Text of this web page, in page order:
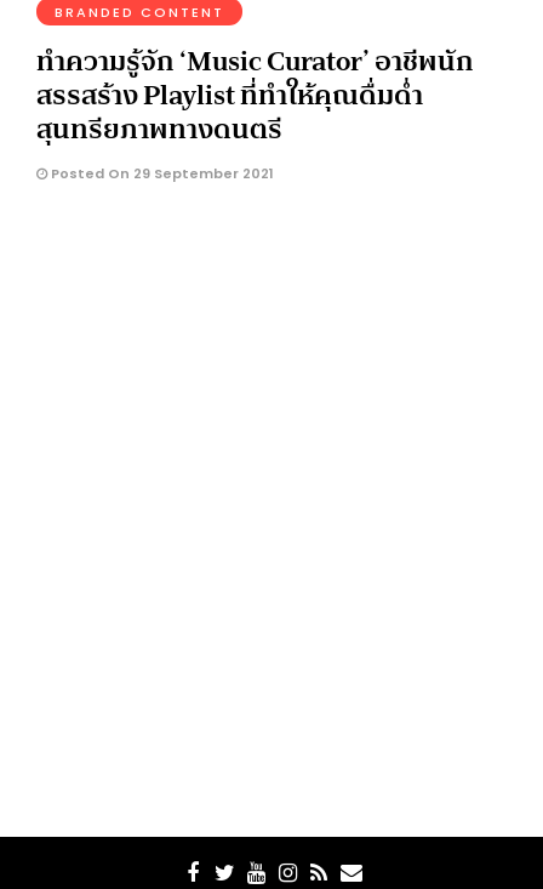
BRANDED CONTENT
ทำความรู้จัก ‘Music Curator’ อาชีพนัก
สรรสร้าง Playlist ที่ทำให้คุณดื่มด่ำ
สุนทรียภาพทางดนตรี
Posted On 29 September 2021